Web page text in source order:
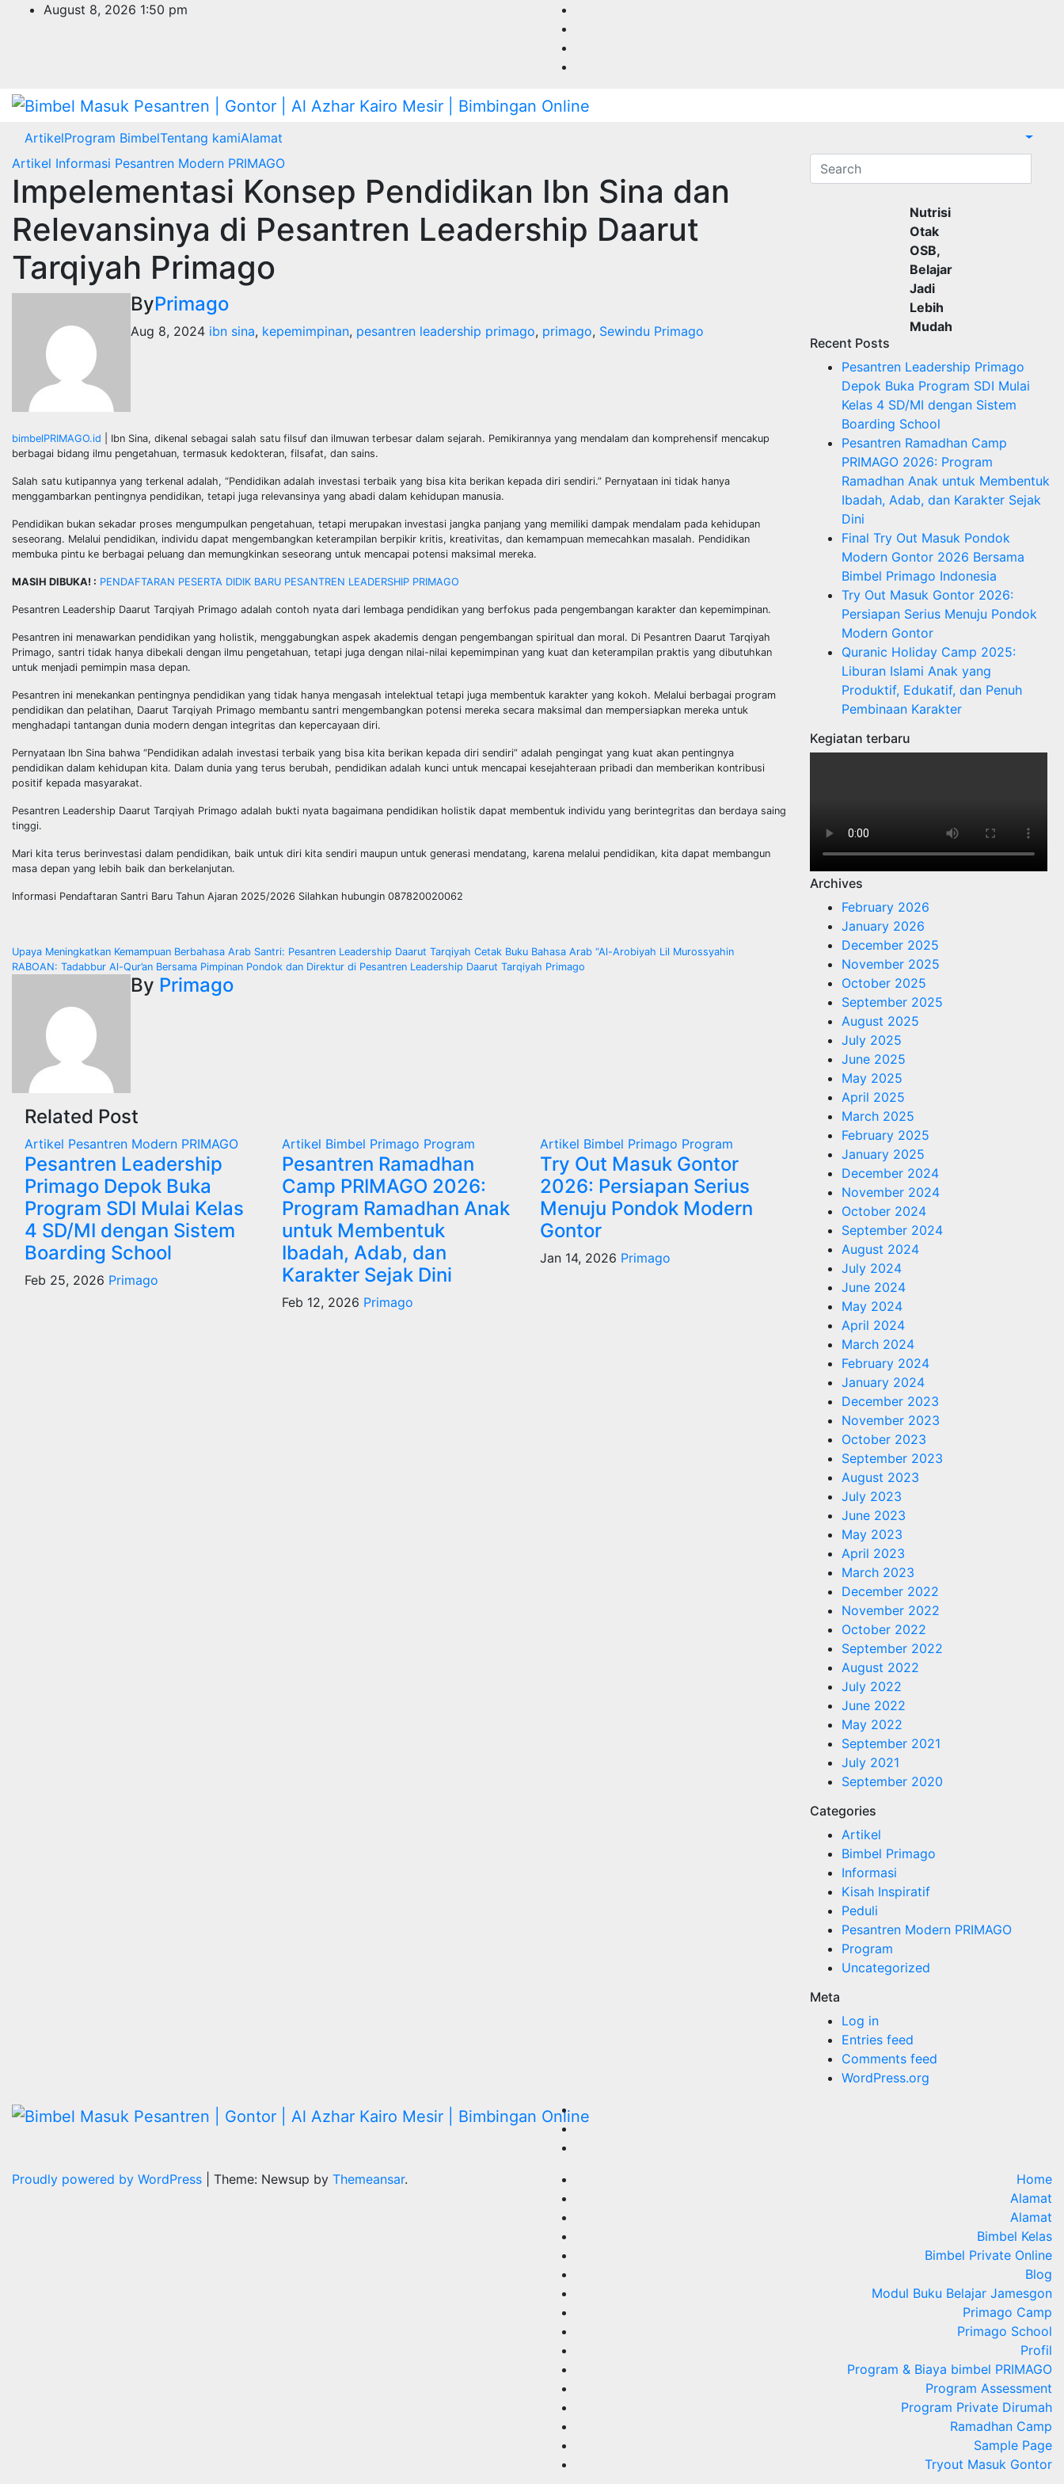
August 8, 2026 1:50 pm
ArtikelProgram BimbelTentang kamiAlamat
Artikel Informasi Pesantren Modern PRIMAGO
Impelementasi Konsep Pendidikan Ibn Sina dan
Relevansinya di Pesantren Leadership Daarut
Tarqiyah Primago
ByPrimago
Aug 8, 2024 ibn sina, kepemimpinan, pesantren leadership primago, primago, Sewindu Primago
bimbelPRIMAGO.id | Ibn Sina, dikenal sebagai salah satu filsuf dan ilmuwan terbesar dalam sejarah. Pemikirannya yang mendalam dan komprehensif mencakup
berbagai bidang ilmu pengetahuan, termasuk kedokteran, filsafat, dan sains.
Salah satu kutipannya yang terkenal adalah, “Pendidikan adalah investasi terbaik yang bisa kita berikan kepada diri sendiri.” Pernyataan ini tidak hanya
menggambarkan pentingnya pendidikan, tetapi juga relevansinya yang abadi dalam kehidupan manusia.
Pendidikan bukan sekadar proses mengumpulkan pengetahuan, tetapi merupakan investasi jangka panjang yang memiliki dampak mendalam pada kehidupan
seseorang. Melalui pendidikan, individu dapat mengembangkan keterampilan berpikir kritis, kreativitas, dan kemampuan memecahkan masalah. Pendidikan
membuka pintu ke berbagai peluang dan memungkinkan seseorang untuk mencapai potensi maksimal mereka.
MASIH DIBUKA! : PENDAFTARAN PESERTA DIDIK BARU PESANTREN LEADERSHIP PRIMAGO
Pesantren Leadership Daarut Tarqiyah Primago adalah contoh nyata dari lembaga pendidikan yang berfokus pada pengembangan karakter dan kepemimpinan.
Pesantren ini menawarkan pendidikan yang holistik, menggabungkan aspek akademis dengan pengembangan spiritual dan moral. Di Pesantren Daarut Tarqiyah
Primago, santri tidak hanya dibekali dengan ilmu pengetahuan, tetapi juga dengan nilai-nilai kepemimpinan yang kuat dan keterampilan praktis yang dibutuhkan
untuk menjadi pemimpin masa depan.
Pesantren ini menekankan pentingnya pendidikan yang tidak hanya mengasah intelektual tetapi juga membentuk karakter yang kokoh. Melalui berbagai program
pendidikan dan pelatihan, Daarut Tarqiyah Primago membantu santri mengembangkan potensi mereka secara maksimal dan mempersiapkan mereka untuk
menghadapi tantangan dunia modern dengan integritas dan kepercayaan diri.
Pernyataan Ibn Sina bahwa “Pendidikan adalah investasi terbaik yang bisa kita berikan kepada diri sendiri” adalah pengingat yang kuat akan pentingnya
pendidikan dalam kehidupan kita. Dalam dunia yang terus berubah, pendidikan adalah kunci untuk mencapai kesejahteraan pribadi dan memberikan kontribusi
positif kepada masyarakat.
Pesantren Leadership Daarut Tarqiyah Primago adalah bukti nyata bagaimana pendidikan holistik dapat membentuk individu yang berintegritas dan berdaya saing
tinggi.
Mari kita terus berinvestasi dalam pendidikan, baik untuk diri kita sendiri maupun untuk generasi mendatang, karena melalui pendidikan, kita dapat membangun
masa depan yang lebih baik dan berkelanjutan.
Informasi Pendaftaran Santri Baru Tahun Ajaran 2025/2026 Silahkan hubungin 087820020062
Post
navigation
Upaya Meningkatkan Kemampuan Berbahasa Arab Santri: Pesantren Leadership Daarut Tarqiyah Cetak Buku Bahasa Arab “Al-Arobiyah Lil Murossyahin
RABOAN: Tadabbur Al-Qur’an Bersama Pimpinan Pondok dan Direktur di Pesantren Leadership Daarut Tarqiyah Primago
By Primago
Related Post
Artikel Pesantren Modern PRIMAGO
Pesantren Leadership
Primago Depok Buka
Program SDI Mulai Kelas
4 SD/MI dengan Sistem
Boarding School
Feb 25, 2026 Primago
Artikel Bimbel Primago Program
Pesantren Ramadhan
Camp PRIMAGO 2026:
Program Ramadhan Anak
untuk Membentuk
Ibadah, Adab, dan
Karakter Sejak Dini
Feb 12, 2026 Primago
Artikel Bimbel Primago Program
Try Out Masuk Gontor
2026: Persiapan Serius
Menuju Pondok Modern
Gontor
Jan 14, 2026 Primago
Nutrisi
Otak
OSB,
Belajar
Jadi
Lebih
Mudah
Recent Posts
Pesantren Leadership Primago
Depok Buka Program SDI Mulai
Kelas 4 SD/MI dengan Sistem
Boarding School
Pesantren Ramadhan Camp
PRIMAGO 2026: Program
Ramadhan Anak untuk Membentuk
Ibadah, Adab, dan Karakter Sejak
Dini
Final Try Out Masuk Pondok
Modern Gontor 2026 Bersama
Bimbel Primago Indonesia
Try Out Masuk Gontor 2026:
Persiapan Serius Menuju Pondok
Modern Gontor
Quranic Holiday Camp 2025:
Liburan Islami Anak yang
Produktif, Edukatif, dan Penuh
Pembinaan Karakter
Kegiatan terbaru
Archives
February 2026
January 2026
December 2025
November 2025
October 2025
September 2025
August 2025
July 2025
June 2025
May 2025
April 2025
March 2025
February 2025
January 2025
December 2024
November 2024
October 2024
September 2024
August 2024
July 2024
June 2024
May 2024
April 2024
March 2024
February 2024
January 2024
December 2023
November 2023
October 2023
September 2023
August 2023
July 2023
June 2023
May 2023
April 2023
March 2023
December 2022
November 2022
October 2022
September 2022
August 2022
July 2022
June 2022
May 2022
September 2021
July 2021
September 2020
Categories
Artikel
Bimbel Primago
Informasi
Kisah Inspiratif
Peduli
Pesantren Modern PRIMAGO
Program
Uncategorized
Meta
Log in
Entries feed
Comments feed
WordPress.org
Proudly powered by WordPress Theme: Newsup by Themeansar.
Home
Alamat
Alamat
Bimbel Kelas
Bimbel Private Online
Blog
Modul Buku Belajar Jamesgon
Primago Camp
Primago School
Profil
Program & Biaya bimbel PRIMAGO
Program Assessment
Program Private Dirumah
Ramadhan Camp
Sample Page
Tryout Masuk Gontor